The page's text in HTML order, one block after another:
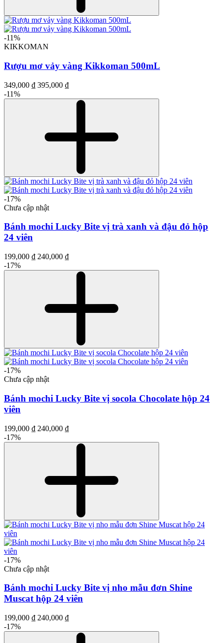
-11%
KIKKOMAN
Rượu mơ vảy vàng Kikkoman 500mL
349,000 ₫ 395,000 ₫
-11%
-17%
Chưa cập nhật
Bánh mochi Lucky Bite vị trà xanh và đậu đỏ hộp
24 viên
199,000 ₫ 240,000 ₫
-17%
-17%
Chưa cập nhật
Bánh mochi Lucky Bite vị socola Chocolate hộp 24
viên
199,000 ₫ 240,000 ₫
-17%
-17%
Chưa cập nhật
Bánh mochi Lucky Bite vị nho mẫu đơn Shine
Muscat hộp 24 viên
199,000 ₫ 240,000 ₫
-17%